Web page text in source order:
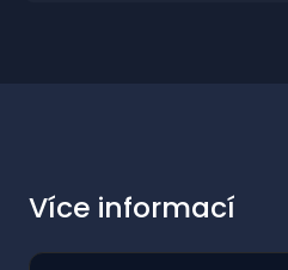
Více informací